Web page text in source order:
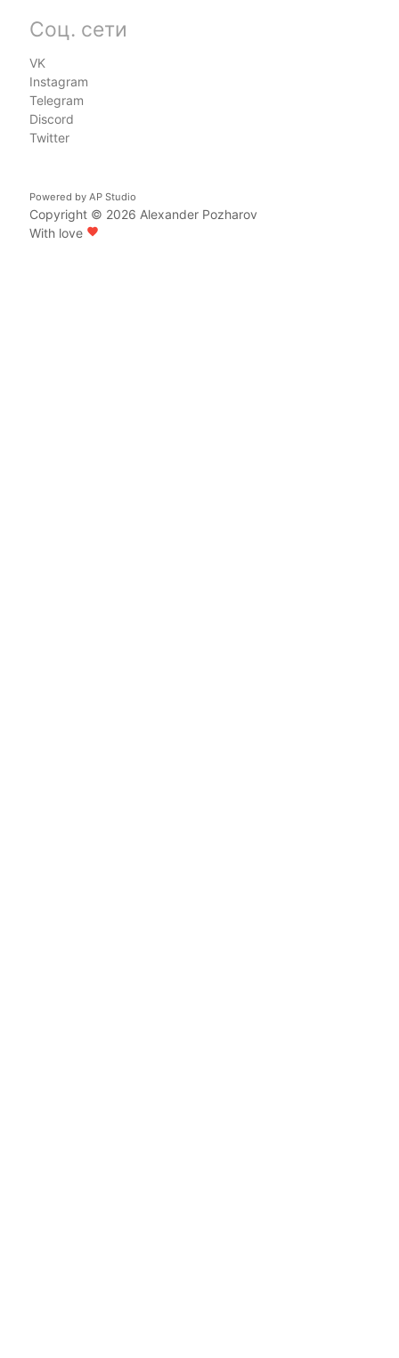
Соц. сети
VK
Instagram
Telegram
Discord
Twitter
Powered by AP Studio
Copyright © 2026 Alexander Pozharov
With love favorite